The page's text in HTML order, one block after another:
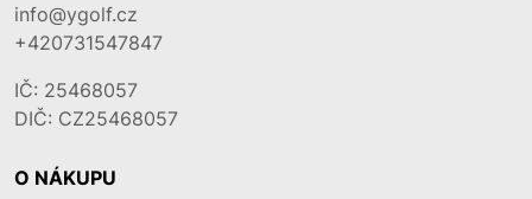
info@ygolf.cz
+420731547847
IČ: 25468057
DIČ: CZ25468057
O NÁKUPU